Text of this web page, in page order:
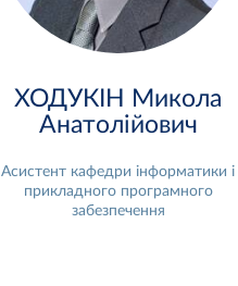
ХОДУКІН Микола
Анатолійович
Асистент кафедри інформатики і
прикладного програмного
забезпечення